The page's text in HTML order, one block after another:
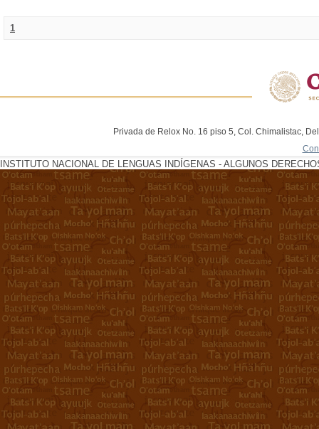
1
Privada de Relox No. 16 piso 5, Col. Chimalistac,
INSTITUTO NACIONAL DE LENGUAS INDÍGENAS - ALGUNOS